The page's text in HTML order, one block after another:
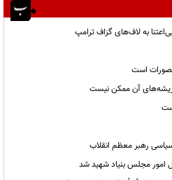
به لاف‌های گزاف ترامپ
تصورات است
ریشه‌های آن ممکن نیست
رهبر معظم انقلاب
امور مجلس بنیاد شهید شد